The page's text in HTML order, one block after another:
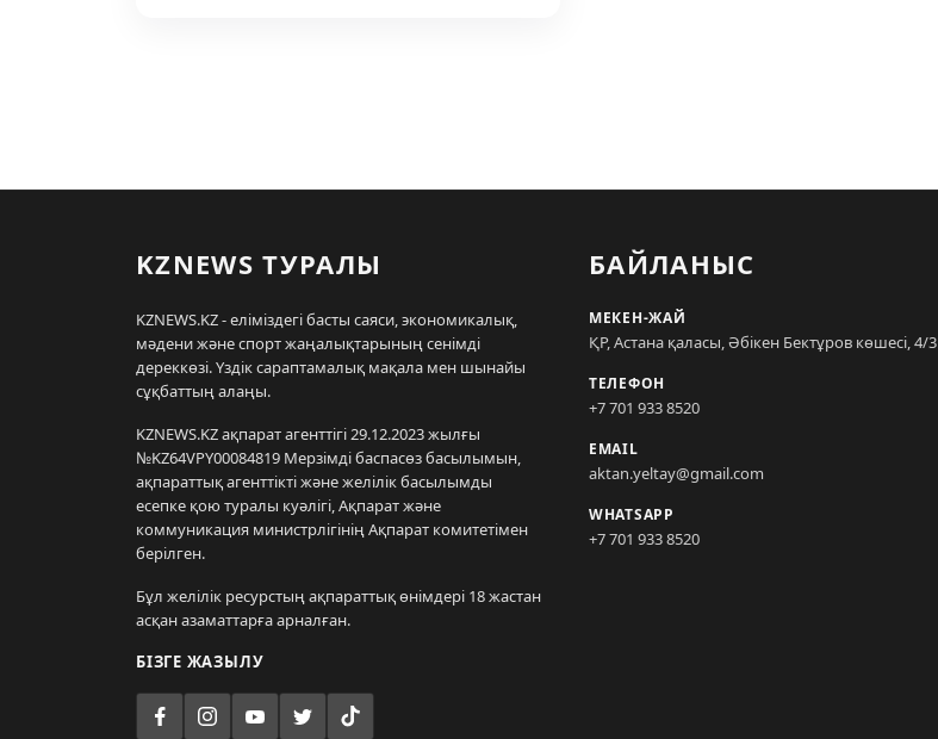
KZNEWS ТУРАЛЫ
KZNEWS.KZ - еліміздегі басты саяси, экономикалық,
мәдени және спорт жаңалықтарының сенімді
дереккөзі. Үздік сараптамалық мақала мен шынайы
сұқбаттың алаңы.
KZNEWS.KZ ақпарат агенттігі 29.12.2023 жылғы
№KZ64VPY00084819 Мерзімді баспасөз басылымын,
ақпараттық агенттікті және желілік басылымды
есепке қою туралы куәлігі, Ақпарат және
коммуникация министрлігінің Ақпарат комитетімен
берілген.
Бұл желілік ресурстың ақпараттық өнімдері 18 жастан
асқан азаматтарға арналған.
БІЗГЕ ЖАЗЫЛУ
БАЙЛАНЫС
МЕКЕН-ЖАЙ
ҚР, Астана қаласы, Әбікен Бектұров көшесі, 4/3
ТЕЛЕФОН
+7 701 933 8520
EMAIL
aktan.yeltay@gmail.com
WHATSAPP
+7 701 933 8520